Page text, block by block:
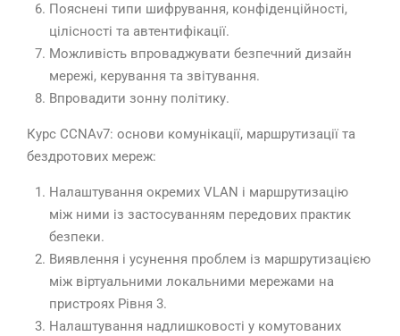
Пояснені типи шифрування, конфіденційності,
цілісності та автентифікації.
Можливість впроваджувати безпечний дизайн
мережі, керування та звітування.
Впровадити зонну політику.
Курс CCNАv7: основи комунікації, маршрутизації та
бездротових мереж:
Налаштування окремих VLAN і маршрутизацію
між ними із застосуванням передових практик
безпеки.
Виявлення і усунення проблем із маршрутизацією
між віртуальними локальними мережами на
пристроях Рівня 3.
Налаштування надлишковості у комутованих